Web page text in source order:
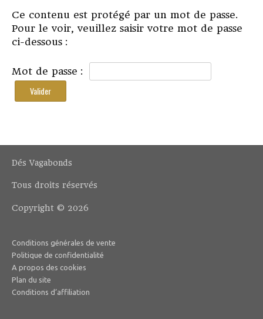
Ce contenu est protégé par un mot de passe.
Pour le voir, veuillez saisir votre mot de passe
ci-dessous :
Mot de passe :
Dés Vagabonds
Tous droits réservés
Copyright © 2026
Conditions générales de vente
Politique de confidentialité
A propos des cookies
Plan du site
Conditions d’affiliation